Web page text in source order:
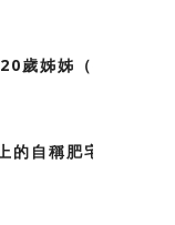
歲姊姊（我
自稱肥宅